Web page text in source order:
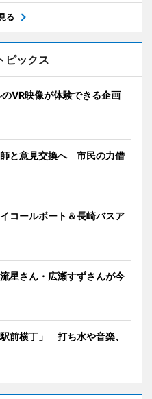
る
ピックス
VR映像が体験できる企画
と意見交換へ 市民の力借
コールボート＆長崎バスア
星さん・広瀬すずさんが今
前横丁」 打ち水や音楽、